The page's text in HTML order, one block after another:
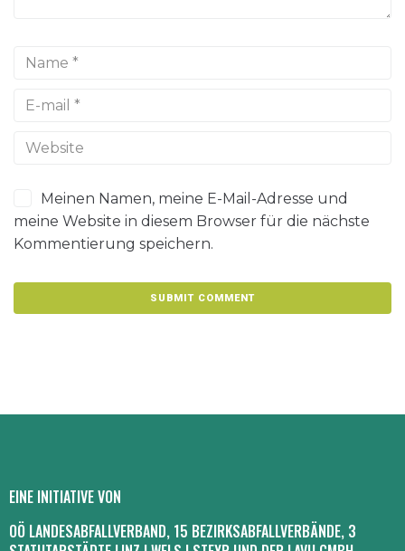
Meinen Namen, meine E-Mail-Adresse und
meine Website in diesem Browser für die nächste
Kommentierung speichern.
EINE INITIATIVE VON
OÖ LANDESABFALLVERBAND, 15 BEZIRKSABFALLVERBÄNDE, 3